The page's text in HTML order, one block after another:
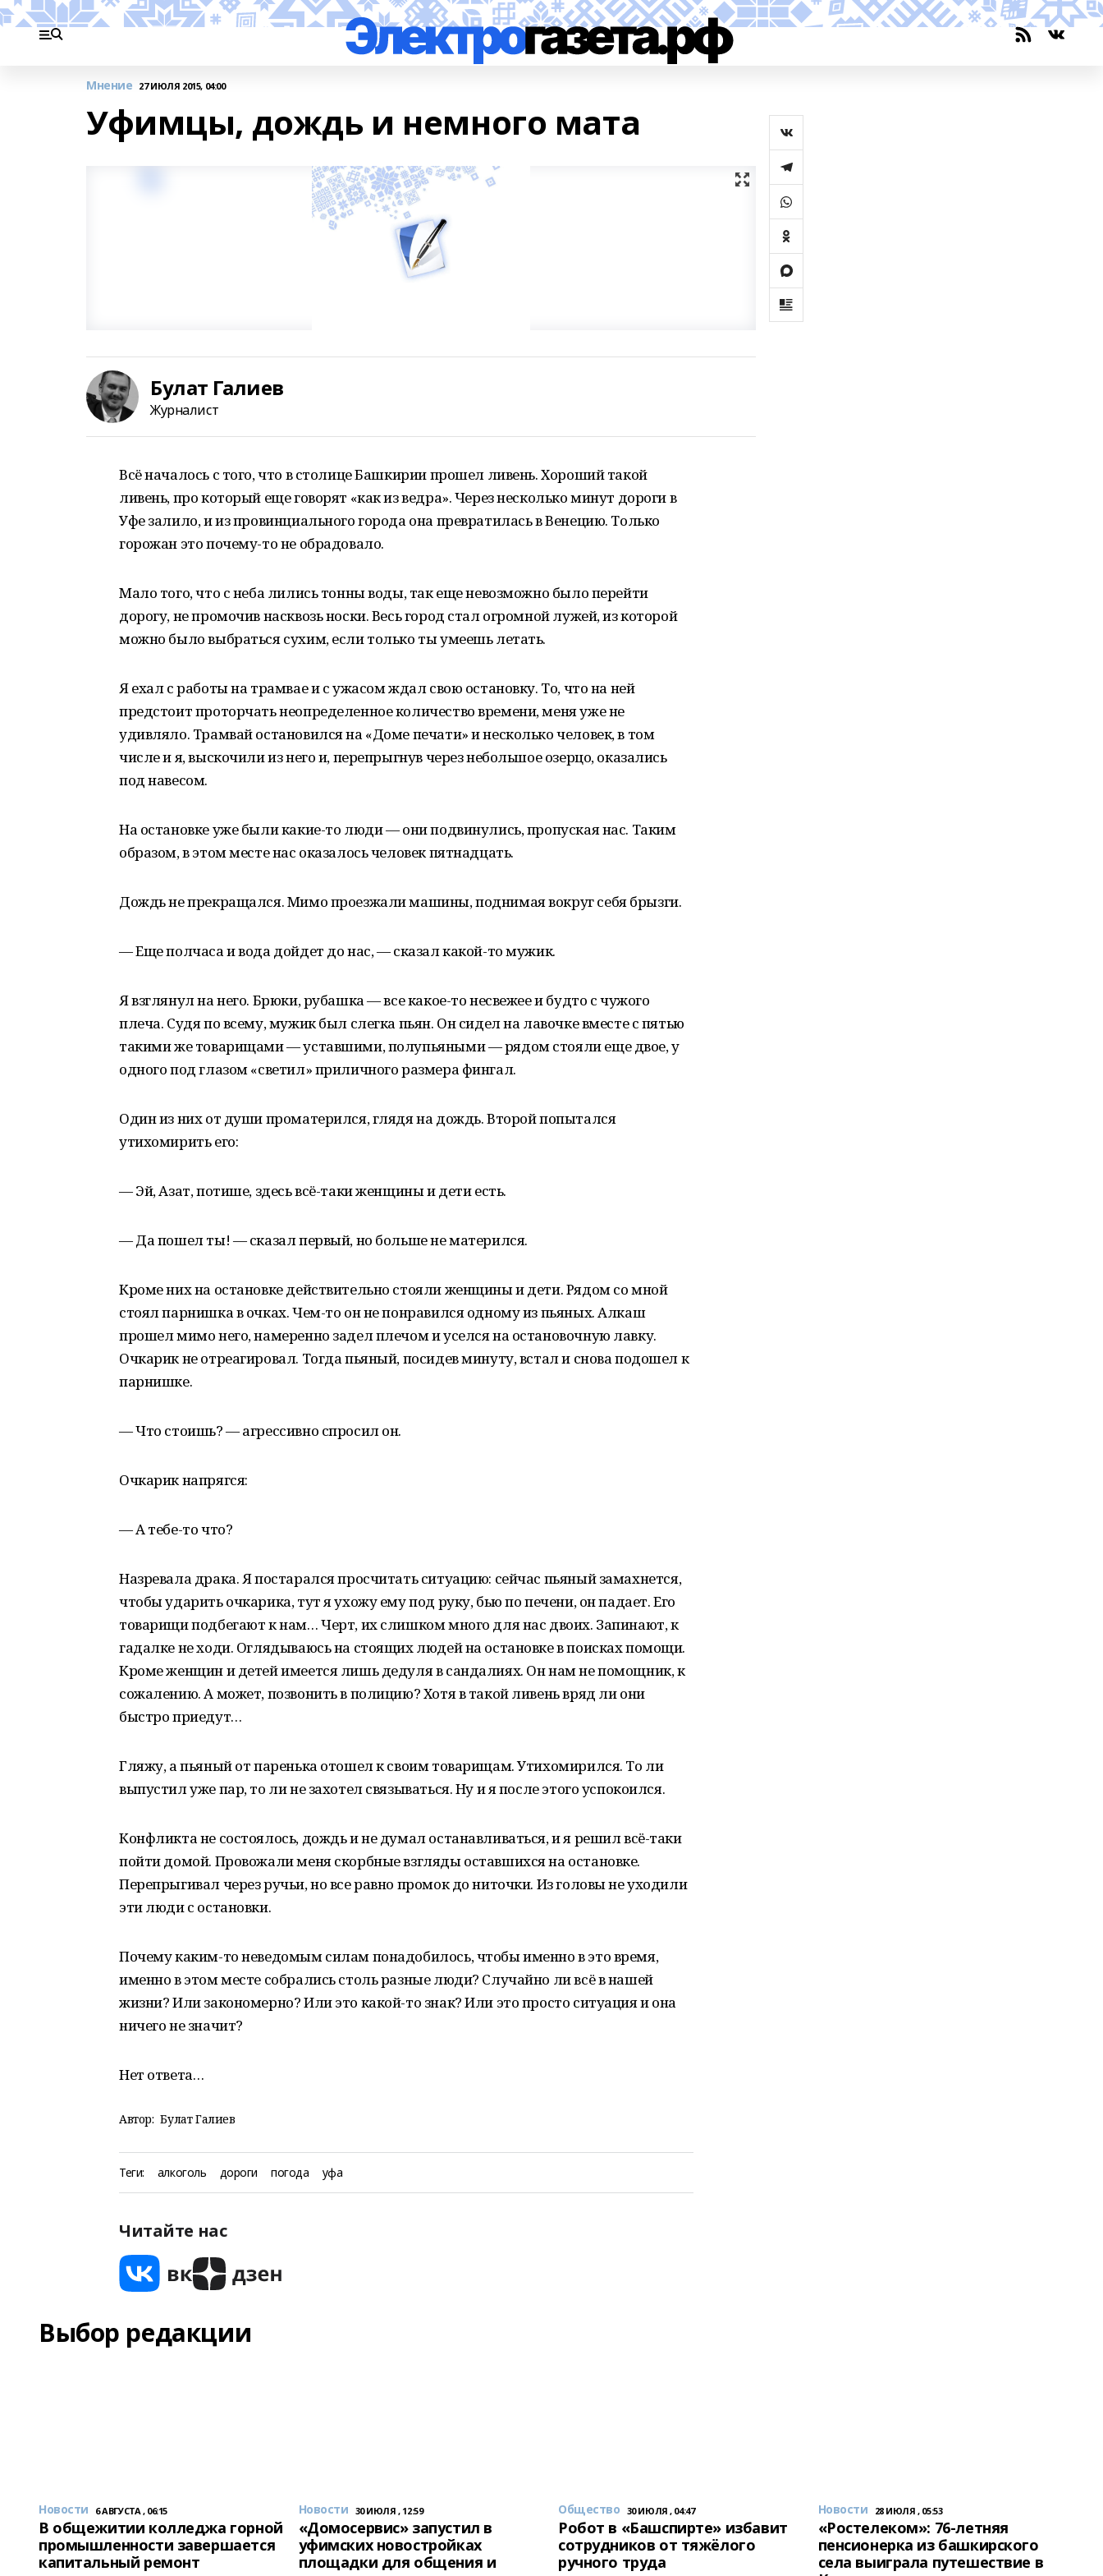
Мнение 27 ИЮЛЯ 2015, 04:00
Уфимцы, дождь и немного мата
Булат Галиев
Журналист
Всё началось с того, что в столице Башкирии прошел ливень. Хороший такой
ливень, про который еще говорят «как из ведра». Через несколько минут дороги в
Уфе залило, и из провинциального города она превратилась в Венецию. Только
горожан это почему-то не обрадовало.
Мало того, что с неба лились тонны воды, так еще невозможно было перейти
дорогу, не промочив насквозь носки. Весь город стал огромной лужей, из которой
можно было выбраться сухим, если только ты умеешь летать.
Я ехал с работы на трамвае и с ужасом ждал свою остановку. То, что на ней
предстоит проторчать неопределенное количество времени, меня уже не
удивляло. Трамвай остановился на «Доме печати» и несколько человек, в том
числе и я, выскочили из него и, перепрыгнув через небольшое озерцо, оказались
под навесом.
На остановке уже были какие-то люди — они подвинулись, пропуская нас. Таким
образом, в этом месте нас оказалось человек пятнадцать.
Дождь не прекращался. Мимо проезжали машины, поднимая вокруг себя брызги.
— Еще полчаса и вода дойдет до нас, — сказал какой-то мужик.
Я взглянул на него. Брюки, рубашка — все какое-то несвежее и будто с чужого
плеча. Судя по всему, мужик был слегка пьян. Он сидел на лавочке вместе с пятью
такими же товарищами — уставшими, полупьяными — рядом стояли еще двое, у
одного под глазом «светил» приличного размера фингал.
Один из них от души проматерился, глядя на дождь. Второй попытался
утихомирить его:
— Эй, Азат, потише, здесь всё-таки женщины и дети есть.
— Да пошел ты! — сказал первый, но больше не матерился.
Кроме них на остановке действительно стояли женщины и дети. Рядом со мной
стоял парнишка в очках. Чем-то он не понравился одному из пьяных. Алкаш
прошел мимо него, намеренно задел плечом и уселся на остановочную лавку.
Очкарик не отреагировал. Тогда пьяный, посидев минуту, встал и снова подошел к
парнишке.
— Что стоишь? — агрессивно спросил он.
Очкарик напрягся:
— А тебе-то что?
Назревала драка. Я постарался просчитать ситуацию: сейчас пьяный замахнется,
чтобы ударить очкарика, тут я ухожу ему под руку, бью по печени, он падает. Его
товарищи подбегают к нам… Черт, их слишком много для нас двоих. Запинают, к
гадалке не ходи. Оглядываюсь на стоящих людей на остановке в поисках помощи.
Кроме женщин и детей имеется лишь дедуля в сандалиях. Он нам не помощник, к
сожалению. А может, позвонить в полицию? Хотя в такой ливень вряд ли они
быстро приедут…
Гляжу, а пьяный от паренька отошел к своим товарищам. Утихомирился. То ли
выпустил уже пар, то ли не захотел связываться. Ну и я после этого успокоился.
Конфликта не состоялось, дождь и не думал останавливаться, и я решил всё-таки
пойти домой. Провожали меня скорбные взгляды оставшихся на остановке.
Перепрыгивал через ручьи, но все равно промок до ниточки. Из головы не уходили
эти люди с остановки.
Почему каким-то неведомым силам понадобилось, чтобы именно в это время,
именно в этом месте собрались столь разные люди? Случайно ли всё в нашей
жизни? Или закономерно? Или это какой-то знак? Или это просто ситуация и она
ничего не значит?
Нет ответа…
Автор: Булат Галиев
Теги: алкоголь дороги погода уфа
Читайте нас
Выбор редакции
Новости 6 АВГУСТА , 06:15
В общежитии колледжа горной
промышленности завершается
капитальный ремонт
Новости 30 ИЮЛЯ , 12:59
«Домосервис» запустил в
уфимских новостройках
площадки для общения и
Общество 30 ИЮЛЯ , 04:47
Робот в «Башспирте» избавит
сотрудников от тяжёлого
ручного труда
Новости 28 ИЮЛЯ , 05:53
«Ростелеком»: 76-летняя
пенсионерка из башкирского
села выиграла путешествие в